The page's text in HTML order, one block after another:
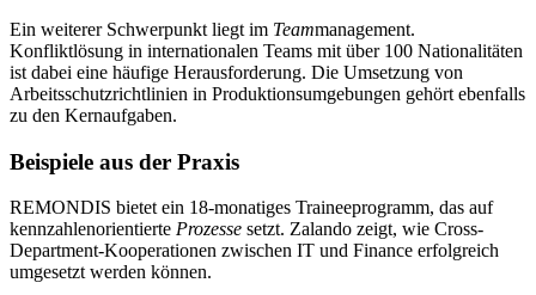
Ein weiterer Schwerpunkt liegt im Teammanagement.
Konfliktlösung in internationalen Teams mit über 100 Nationalitäten
ist dabei eine häufige Herausforderung. Die Umsetzung von
Arbeitsschutzrichtlinien in Produktionsumgebungen gehört ebenfalls
zu den Kernaufgaben.
Beispiele aus der Praxis
REMONDIS bietet ein 18-monatiges Traineeprogramm, das auf
kennzahlenorientierte Prozesse setzt. Zalando zeigt, wie Cross-
Department-Kooperationen zwischen IT und Finance erfolgreich
umgesetzt werden können.